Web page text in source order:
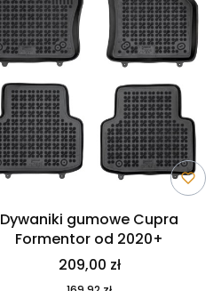
Dywaniki gumowe Cupra
Formentor od 2020+
209,00 zł